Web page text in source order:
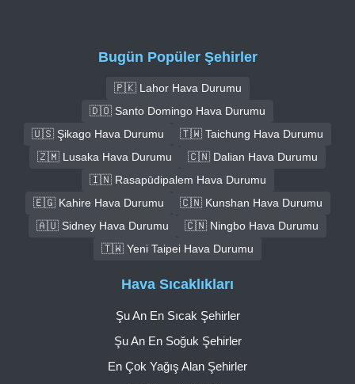
Bugün Popüler Şehirler
🇵🇰 Lahor Hava Durumu
🇩🇴 Santo Domingo Hava Durumu
🇺🇸 Şikago Hava Durumu
🇹🇼 Taichung Hava Durumu
🇿🇲 Lusaka Hava Durumu
🇨🇳 Dalian Hava Durumu
🇮🇳 Rasapūdipalem Hava Durumu
🇪🇬 Kahire Hava Durumu
🇨🇳 Kunshan Hava Durumu
🇦🇺 Sidney Hava Durumu
🇨🇳 Ningbo Hava Durumu
🇹🇼 Yeni Taipei Hava Durumu
Hava Sıcaklıkları
Şu An En Sıcak Şehirler
Şu An En Soğuk Şehirler
En Çok Yağış Alan Şehirler